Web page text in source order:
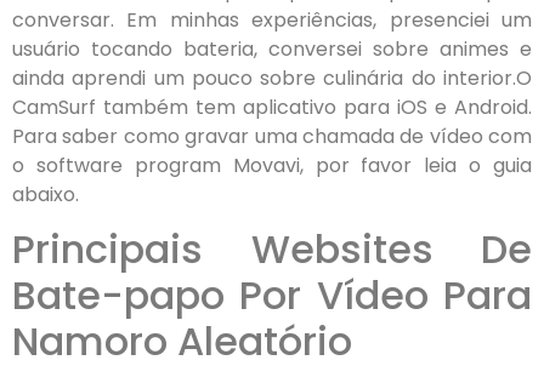
conversar. Em minhas experiências, presenciei um
usuário tocando bateria, conversei sobre animes e
ainda aprendi um pouco sobre culinária do interior.O
CamSurf também tem aplicativo para iOS e Android.
Para saber como gravar uma chamada de vídeo com
o software program Movavi, por favor leia o guia
abaixo.
Principais Websites De
Bate-papo Por Vídeo Para
Namoro Aleatório